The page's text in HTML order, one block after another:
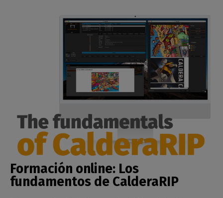
Formación online: Los
fundamentos de CalderaRIP